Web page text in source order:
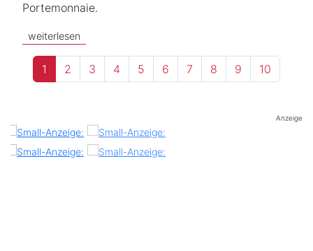
Portemonnaie.
weiterlesen
1 2 3 4 5 6 7 8 9 10
Anzeige